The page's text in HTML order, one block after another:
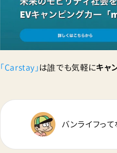
「Carstay」は誰でも気軽にキャ
バンライフって